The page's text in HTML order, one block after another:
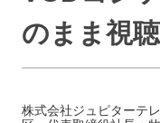
のまま視
株式会社ジュピターテ